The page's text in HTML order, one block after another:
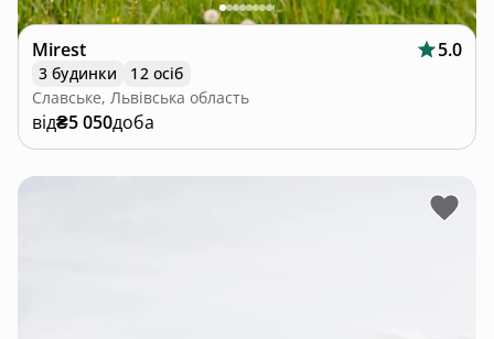
Mirest 5.0
3 будинки
12 осіб
Славське, Львівська область
від₴5 050доба